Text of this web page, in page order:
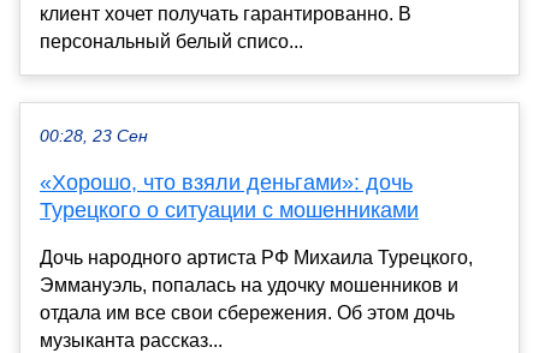
клиент хочет получать гарантированно. В
персональный белый списо...
00:28, 23 Сен
«Хорошо, что взяли деньгами»: дочь
Турецкого о ситуации с мошенниками
Дочь народного артиста РФ Михаила Турецкого,
Эммануэль, попалась на удочку мошенников и
отдала им все свои сбережения. Об этом дочь
музыканта рассказ...